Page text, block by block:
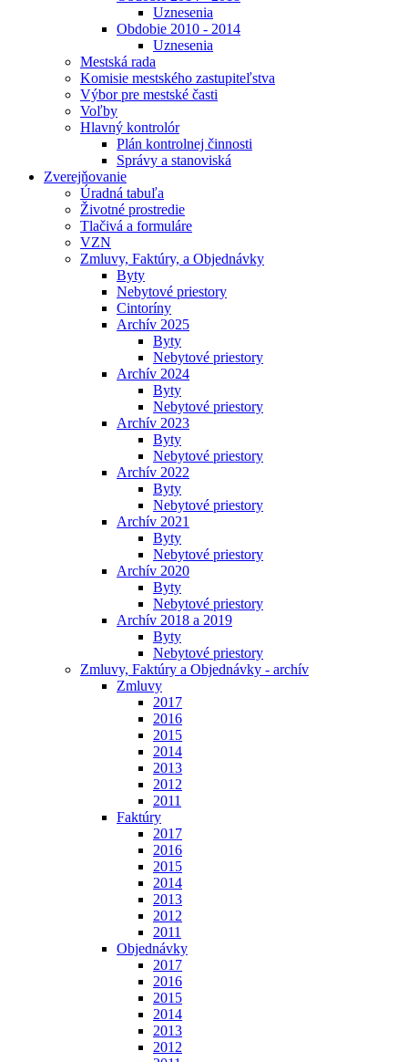
Uznesenia
Obdobie 2010 - 2014
Uznesenia
Mestská rada
Komisie mestského zastupiteľstva
Výbor pre mestské časti
Voľby
Hlavný kontrolór
Plán kontrolnej činnosti
Správy a stanoviská
Zverejňovanie
Úradná tabuľa
Životné prostredie
Tlačivá a formuláre
VZN
Zmluvy, Faktúry, a Objednávky
Byty
Nebytové priestory
Cintoríny
Archív 2025
Byty
Nebytové priestory
Archív 2024
Byty
Nebytové priestory
Archív 2023
Byty
Nebytové priestory
Archív 2022
Byty
Nebytové priestory
Archív 2021
Byty
Nebytové priestory
Archív 2020
Byty
Nebytové priestory
Archív 2018 a 2019
Byty
Nebytové priestory
Zmluvy, Faktúry a Objednávky - archív
Zmluvy
2017
2016
2015
2014
2013
2012
2011
Faktúry
2017
2016
2015
2014
2013
2012
2011
Objednávky
2017
2016
2015
2014
2013
2012